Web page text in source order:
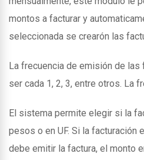
montos a facturar y
seleccionada se crearón las
La frecuencia de emisión de
ser cada 1, 2, 3, entre otros. La
El sistema permite elegir si la
pesos o en UF. Si la facturación
debe emitir la factura, el monto